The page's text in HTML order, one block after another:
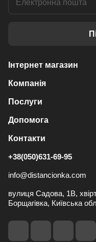
Інтернет магазин
Компанія
Послуги
Допомога
Контакти
+38(050)631-69-95
info@distancionka.com
вулиця Садова, 1В,
Борщагівка, Київська